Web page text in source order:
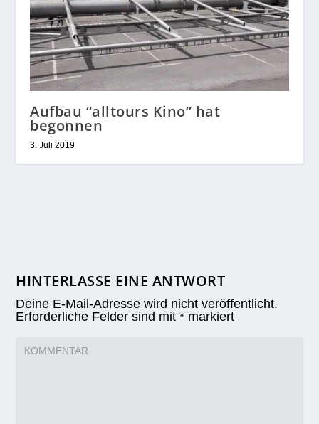
Aufbau “alltours Kino” hat
begonnen
3. Juli 2019
HINTERLASSE EINE ANTWORT
Deine E-Mail-Adresse wird nicht veröffentlicht.
Erforderliche Felder sind mit* markiert